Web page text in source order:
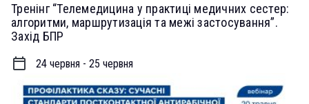
Тренінг “Телемедицина у практиці медичних сестер:
алгоритми, маршрутизація та межі застосування”.
Захід БПР
24 червня - 25 червня